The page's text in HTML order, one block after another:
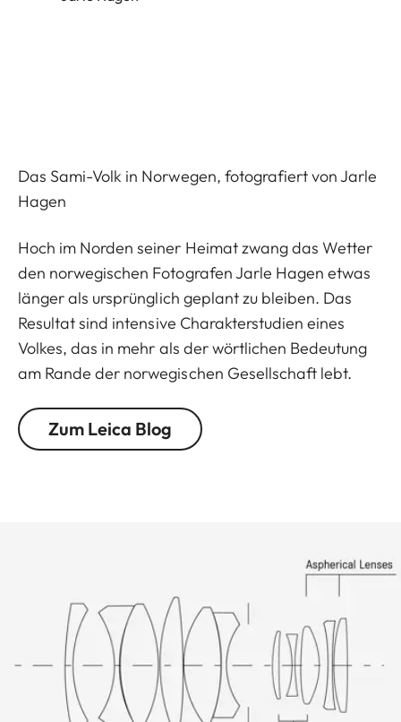
Das Sami-Volk in Norwegen, fotografiert von Jarle
Hagen
Hoch im Norden seiner Heimat zwang das Wetter
den norwegischen Fotografen Jarle Hagen etwas
länger als ursprünglich geplant zu bleiben. Das
Resultat sind intensive Charakterstudien eines
Volkes, das in mehr als der wörtlichen Bedeutung
am Rande der norwegischen Gesellschaft lebt.
Zum Leica Blog